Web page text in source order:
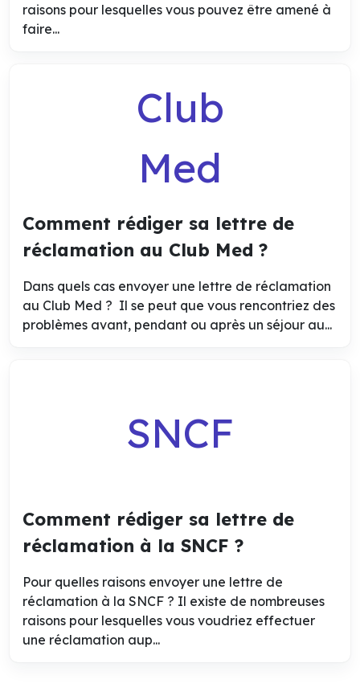
raisons pour lesquelles vous pouvez être amené à
faire...
Club
Med
Comment rédiger sa lettre de
réclamation au Club Med ?
Dans quels cas envoyer une lettre de réclamation
au Club Med ? Il se peut que vous rencontriez des
problèmes avant, pendant ou après un séjour au...
SNCF
Comment rédiger sa lettre de
réclamation à la SNCF ?
Pour quelles raisons envoyer une lettre de
réclamation à la SNCF ? Il existe de nombreuses
raisons pour lesquelles vous voudriez effectuer
une réclamation aup...